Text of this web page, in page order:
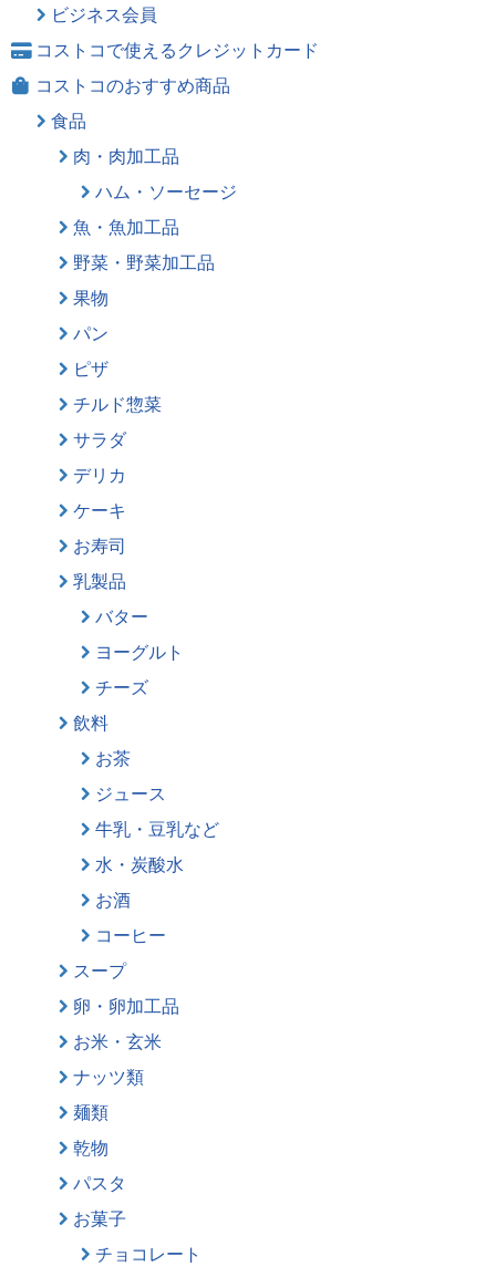
ビジネス会員
コストコで使えるクレジットカード
コストコのおすすめ商品
食品
肉・肉加工品
ハム・ソーセージ
魚・魚加工品
野菜・野菜加工品
果物
パン
ピザ
チルド惣菜
サラダ
デリカ
ケーキ
お寿司
乳製品
バター
ヨーグルト
チーズ
飲料
お茶
ジュース
牛乳・豆乳など
水・炭酸水
お酒
コーヒー
スープ
卵・卵加工品
お米・玄米
ナッツ類
麺類
乾物
パスタ
お菓子
チョコレート